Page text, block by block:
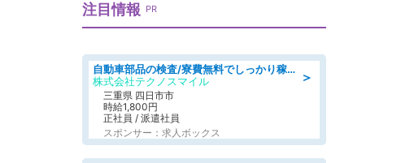
注目情報 PR
＞
自動車部品の検査/寮費無料でしっかり稼げる denso aichi
株式会社テクノスマイル
三重県 四日市市
時給1,800円
正社員 / 派遣社員
スポンサー：求人ボックス